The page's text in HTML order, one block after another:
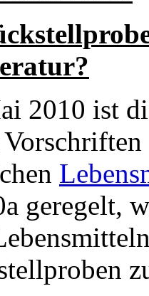
2010 ist
geregelt,